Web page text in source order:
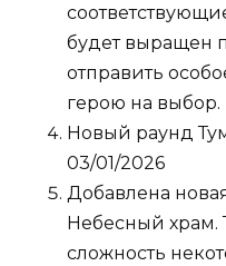
будет выращен
отправить
герою на выбор.
Новый раунд
03/01/2026
Добавлена
Небесный храм.
сложность